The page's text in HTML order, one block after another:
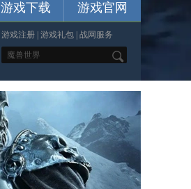
游戏下载 游戏官网
游戏注册 游戏礼包 战网服务
*